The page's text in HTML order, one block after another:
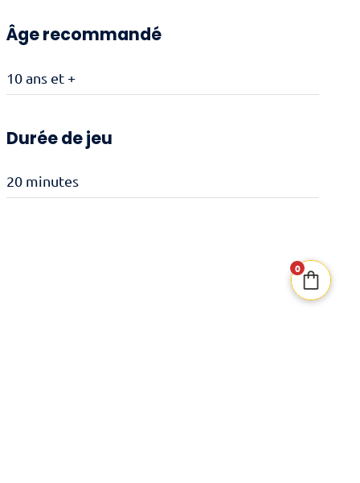
Âge recommandé
10 ans et +
Durée de jeu
20 minutes
0